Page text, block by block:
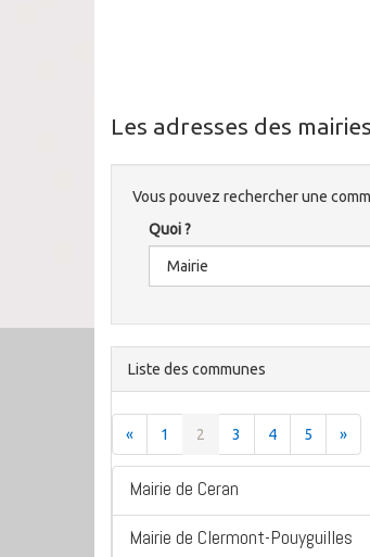
Les adresses des
Vous pouvez rechercher une
Quoi ?
Liste des communes
« 1 2 3 4 5 »
Mairie de Ceran
Mairie de Clermont-Pouyguilles